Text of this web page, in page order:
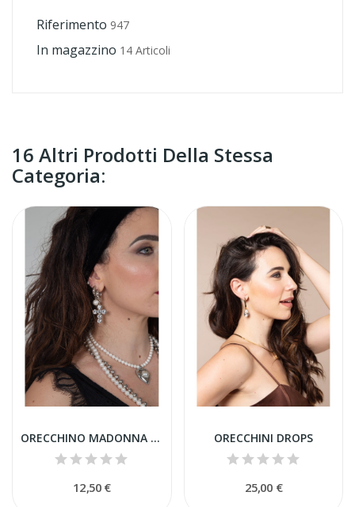
Riferimento 947
In magazzino 14 Articoli
16 Altri Prodotti Della Stessa
Categoria:
ORECCHINO MADONNA CROCE STRASS
12,50 €
ORECCHINI DROPS
25,00 €